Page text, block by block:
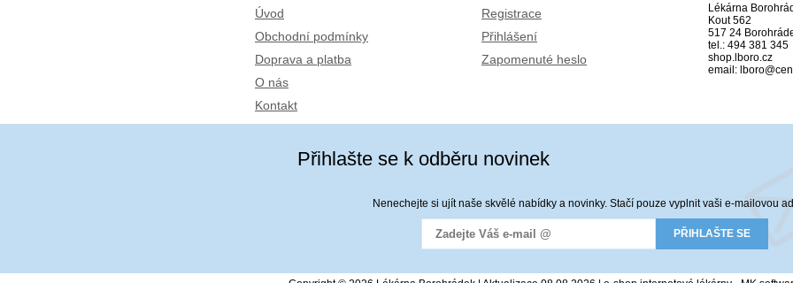
Úvod
Obchodní podmínky
Doprava a platba
O nás
Kontakt
Registrace
Přihlášení
Zapomenuté heslo
Lékárna
Kout 562
517 24
tel.: 494 381 345
shop.lboro.cz
email:
Přihlašte se k odběru novinek
Nenechejte si ujít naše skvělé nabídky a novinky. Stačí pouze vyplnit vaši e-mailovou